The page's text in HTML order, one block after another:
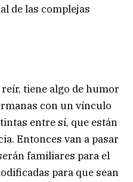
de las complejas
tiene algo de humor
con un vínculo
entre sí, que están
Entonces van a pasar
familiares para el
para que sean